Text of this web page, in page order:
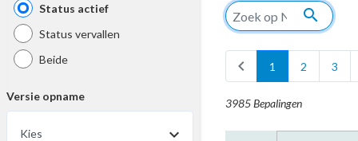
Status actief
Status vervallen
Beide
Versie opname
Kies
search
chevron_left 1 2 3
3985 Bepalingen